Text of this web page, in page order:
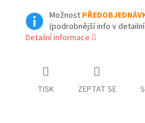
Možnost
(podrobnější info v
Detailní informace
TISK ZEPTAT SE